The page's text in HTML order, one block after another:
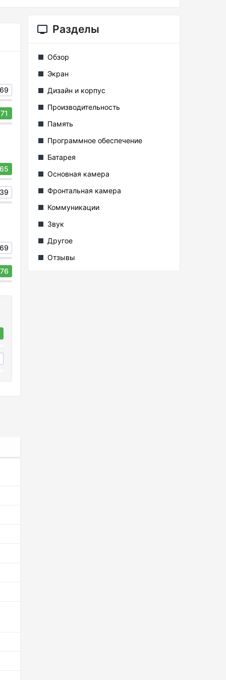
69
71
65
39
69
76
Разделы
Обзор
Экран
Дизайн и корпус
Производительность
Память
Программное обеспечение
Батарея
Основная камера
Фронтальная камера
Коммуникации
Звук
Другое
Отзывы